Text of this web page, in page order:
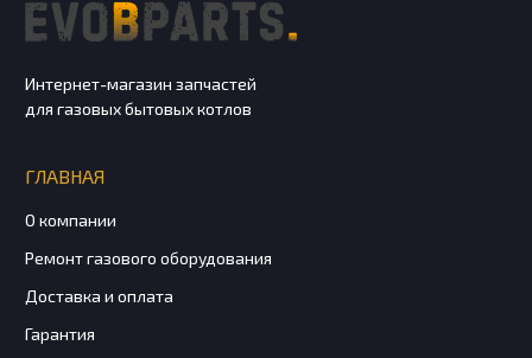
Интернет-магазин запчастей
для газовых бытовых котлов
ГЛАВНАЯ
О компании
Ремонт газового оборудования
Доставка и оплата
Гарантия